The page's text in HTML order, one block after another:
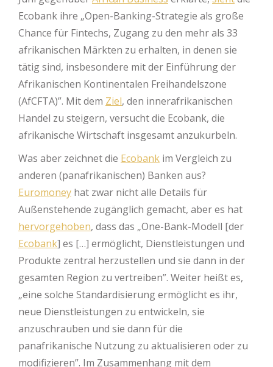
Ecobank ihre „Open-Banking-Strategie als große
Chance für Fintechs, Zugang zu den mehr als 33
afrikanischen Märkten zu erhalten, in denen sie
tätig sind, insbesondere mit der Einführung der
Afrikanischen Kontinentalen Freihandelszone
(AfCFTA)”. Mit dem Ziel, den innerafrikanischen
Handel zu steigern, versucht die Ecobank, die
afrikanische Wirtschaft insgesamt anzukurbeln.
Was aber zeichnet die Ecobank im Vergleich zu
anderen (panafrikanischen) Banken aus?
Euromoney hat zwar nicht alle Details für
Außenstehende zugänglich gemacht, aber es hat
hervorgehoben, dass das „One-Bank-Modell [der
Ecobank] es […] ermöglicht, Dienstleistungen und
Produkte zentral herzustellen und sie dann in der
gesamten Region zu vertreiben”. Weiter heißt es,
„eine solche Standardisierung ermöglicht es ihr,
neue Dienstleistungen zu entwickeln, sie
anzuschrauben und sie dann für die
panafrikanische Nutzung zu aktualisieren oder zu
modifizieren”. Im Zusammenhang mit dem